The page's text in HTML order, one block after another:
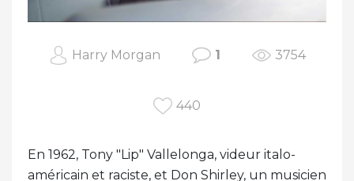
Harry Morgan 1 3754
440
En 1962, Tony "Lip" Vallelonga, videur italo-
américain et raciste, et Don Shirley, un musicien